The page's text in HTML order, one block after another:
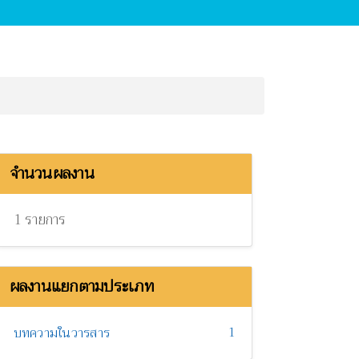
จำนวนผลงาน
1 รายการ
ผลงานแยกตามประเภท
บทความในวารสาร 1